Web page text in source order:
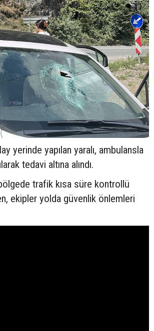
yerinde yapılan yaralı, ambulansla
tedavi altına alındı.
trafik kısa süre kontrollü
ekipler yolda güvenlik önlemleri